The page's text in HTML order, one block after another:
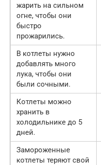
жарить на сильном
огне, чтобы они
быстро
прожарились.
В котлеты нужно
добавлять много
лука, чтобы они
были сочными.
Котлеты можно
хранить в
холодильнике до 5
дней.
Замороженные
котлеты теряют свой